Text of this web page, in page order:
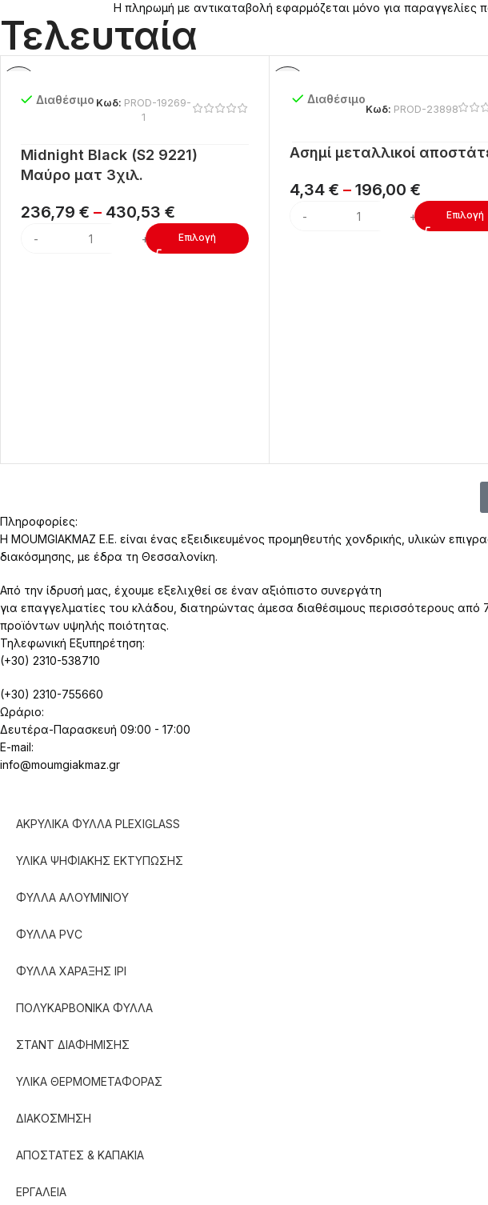
Η πληρωμή με αντικαταβολή εφαρμόζεται μόνο για
Τελευταία
Διαθέσιμο Κωδ: PROD-19269-
1
Midnight Black (S2 9221)
Μαύρο ματ 3χιλ.
236,79 € – 430,53 €
Επιλογή
Διαθέσιμο
Κωδ: PROD-23898
Ασημί μεταλλικοί
4,34 € – 196,00 €
Επιλογή
Πληροφορίες:
Η MOUMGIAKMAZ E.E. είναι ένας εξειδικευμένος προμηθευτής χονδρικής, υλικών
διακόσμησης, με έδρα τη Θεσσαλονίκη.
Από την ίδρυσή μας, έχουμε εξελιχθεί σε έναν αξιόπιστο συνεργάτη
για επαγγελματίες του κλάδου, διατηρώντας άμεσα διαθέσιμους περισσότερους από
προϊόντων υψηλής ποιότητας.
Τηλεφωνική Εξυπηρέτηση:
(+30) 2310-538710
(+30) 2310-755660
Ωράριο:
Δευτέρα-Παρασκευή 09:00 - 17:00
E-mail:
info@moumgiakmaz.gr
ΑΚΡΥΛΙΚΑ ΦΥΛΛΑ PLEXIGLASS
ΥΛΙΚΑ ΨΗΦΙΑΚΗΣ ΕΚΤΥΠΩΣΗΣ
ΦΥΛΛΑ ΑΛΟΥΜΙΝΙΟΥ
ΦΥΛΛΑ PVC
ΦΥΛΛΑ ΧΑΡΑΞΗΣ IPI
ΠΟΛΥΚΑΡΒΟΝΙΚΑ ΦΥΛΛΑ
ΣΤΑΝΤ ΔΙΑΦΗΜΙΣΗΣ
ΥΛΙΚΑ ΘΕΡΜΟΜΕΤΑΦΟΡΑΣ
ΔΙΑΚΟΣΜΗΣΗ
ΑΠΟΣΤΑΤΕΣ & ΚΑΠΑΚΙΑ
ΕΡΓΑΛΕΙΑ